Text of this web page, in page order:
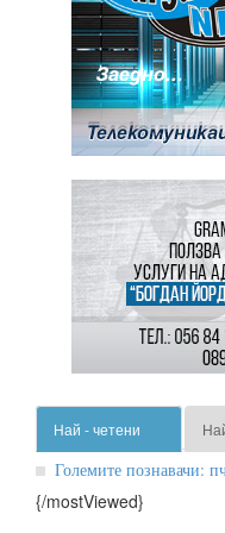
Най - четени
Големите познавачи:
{/mostViewed}